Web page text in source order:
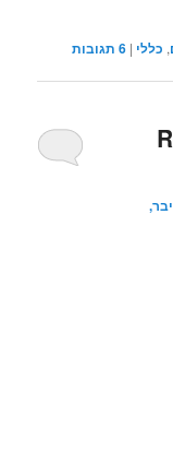
, כללי |
6 תגובות